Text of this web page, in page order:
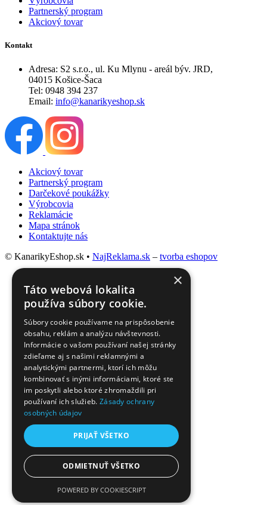
Partnerský program
Akciový tovar
Kontakt
Adresa: S2 s.r.o., ul. Ku Mlynu - areál býv. JRD,
04015 Košice-Šaca
Tel: 0948 394 237
Email: info@kanarikyeshop.sk
Akciový tovar
Partnerský program
Darčekové poukážky
Výrobcovia
Reklamácie
Mapa stránok
Kontaktujte nás
© KanarikyEshop.sk • NajReklama.sk – tvorba eshopov
×
Táto webová lokalita
používa súbory cookie.
Súbory cookie používame na prispôsobenie
obsahu, reklám a analýzu návštevnosti.
Informácie o vašom používaní našej stránky
zdieľame aj s našimi reklamnými a
analytickými partnermi, ktorí ich môžu
kombinovať s inými informáciami, ktoré ste
im poskytli alebo ktoré zhromaždili pri
používaní ich služieb. Zásady ochrany
osobných údajov
PRIJAŤ VŠETKO
ODMIETNUŤ VŠETKO
POWERED BY COOKIESCRIPT